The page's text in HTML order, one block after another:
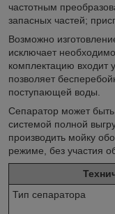
частотным
запасных частей;
Возможно
исключает
комплектацию входит
позволяет
поступающей воды.
Сепаратор может
системой полной
производить мойку
режиме, без участия
Тип сепаратора